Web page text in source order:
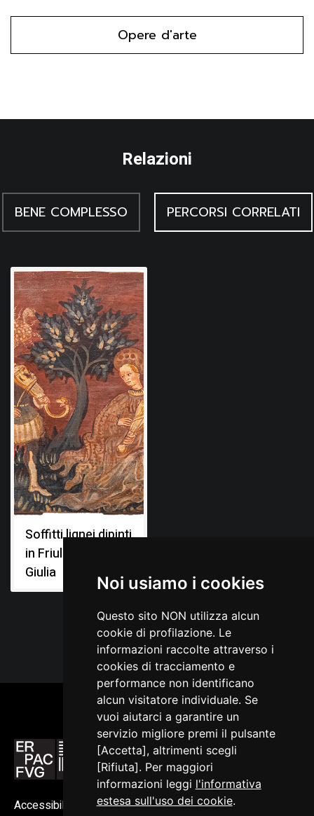
Noi usiamo i cookies
Questo sito NON utilizza alcun
cookie di profilazione. Le
informazioni raccolte attraverso i
cookies di tracciamento e
performance non identificano
alcun visitatore individuale. Se
vuoi aiutarci a garantire un
servizio migliore premi il pulsante
[Accetta], altrimenti scegli
[Rifiuta]. Per maggiori
informazioni leggi l'informativa
estesa sull'uso dei cookie.
Opere d'arte
Relazioni
BENE COMPLESSO PERCORSI CORRELATI
Soffitti lignei dipinti
in Friuli Venezia
Giulia
Accessibilità